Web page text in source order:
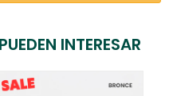
INTERESAR